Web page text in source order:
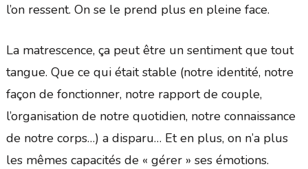
l’on ressent. On se le prend plus en pleine face.
La matrescence, ça peut être un sentiment que tout
tangue. Que ce qui était stable (notre identité, notre
façon de fonctionner, notre rapport de couple,
l’organisation de notre quotidien, notre connaissance
de notre corps…) a disparu… Et en plus, on n’a plus
les mêmes capacités de « gérer » ses émotions.